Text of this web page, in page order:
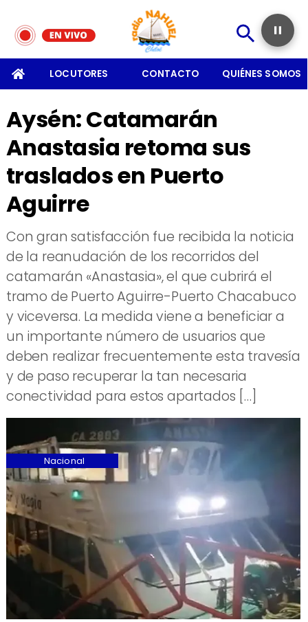
LOCUTORES CONTACTO QUIÉNES SOMOS
Aysén: Catamarán
Anastasia retoma sus
traslados en Puerto
Aguirre
Con gran satisfacción fue recibida la noticia
de la reanudación de los recorridos del
catamarán «Anastasia», el que cubrirá el
tramo de Puerto Aguirre-Puerto Chacabuco
y viceversa. La medida viene a beneficiar a
un importante número de usuarios que
deben realizar frecuentemente esta travesía
y de paso recuperar la tan necesaria
conectividad para estos apartados […]
Nacional